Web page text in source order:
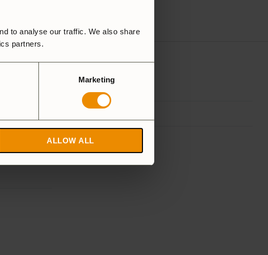
to analyse our traffic. We also share
partners.
Marketing
ALLOW ALL